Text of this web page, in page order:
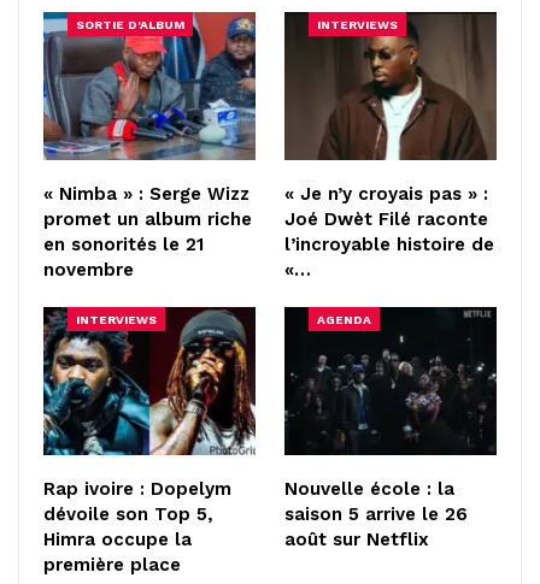
SORTIE D'ALBUM
« Nimba » : Serge Wizz
promet un album riche
en sonorités le 21
novembre
INTERVIEWS
« Je n’y croyais pas » :
Joé Dwèt Filé raconte
l’incroyable histoire de
«…
INTERVIEWS
Rap ivoire : Dopelym
dévoile son Top 5,
Himra occupe la
première place
AGENDA
Nouvelle école : la
saison 5 arrive le 26
août sur Netflix